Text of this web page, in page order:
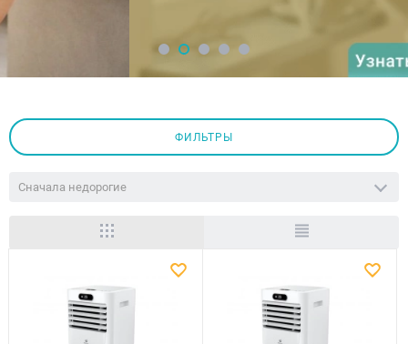
ФИЛЬТРЫ
Сначала недорогие